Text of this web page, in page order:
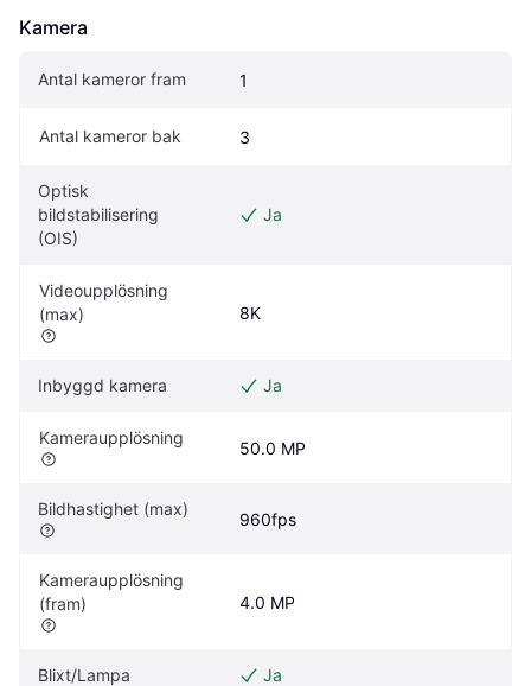
Kamera
Antal kameror fram 1
Antal kameror bak 3
Optisk
bildstabilisering
(OIS)
Ja
Videoupplösning
(max)
8K
Inbyggd kamera Ja
Kameraupplösning
50.0 MP
Bildhastighet (max)
960fps
Kameraupplösning
(fram)
4.0 MP
Blixt/Lampa Ja